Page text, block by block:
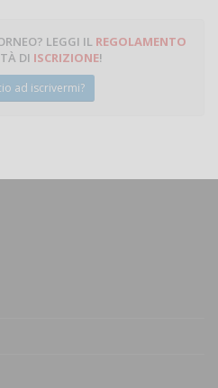
LEGGI IL REGOLAMENTO
DI ISCRIZIONE!
ad iscrivermi?